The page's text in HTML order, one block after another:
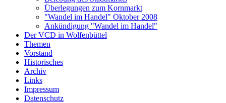
Überlegungen zum Kornmarkt
"Wandel im Handel" Oktober 2008
Ankündigung "Wandel im Handel"
Der VCD in Wolfenbüttel
Themen
Vorstand
Historisches
Archiv
Links
Impressum
Datenschutz